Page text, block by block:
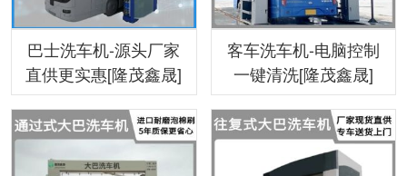
巴士洗车机-源头厂家
直供更实惠[隆茂鑫晟]
客车洗车机-电脑控制
一键清洗[隆茂鑫晟]